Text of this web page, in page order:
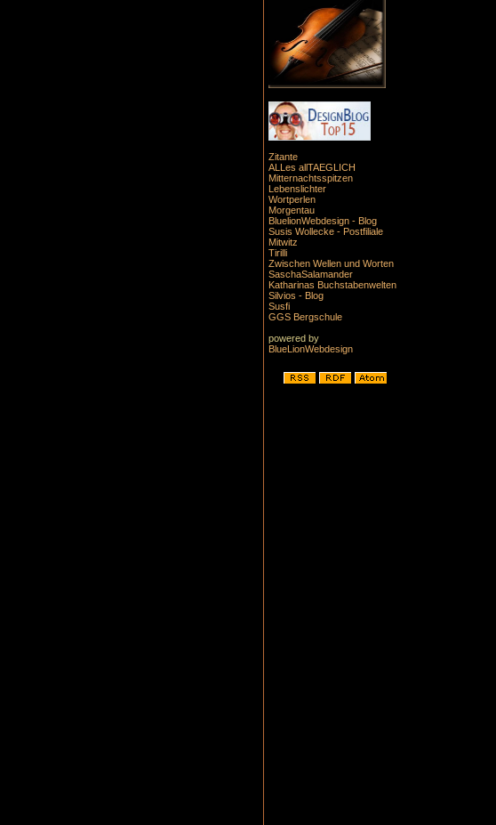
Zitante
ALLes allTAEGLICH
Mitternachtsspitzen
Lebenslichter
Wortperlen
Morgentau
BluelionWebdesign - Blog
Susis Wollecke - Postfiliale
Mitwitz
Tirilli
Zwischen Wellen und Worten
SaschaSalamander
Katharinas Buchstabenwelten
Silvios - Blog
Susfi
GGS Bergschule
powered by
BlueLionWebdesign